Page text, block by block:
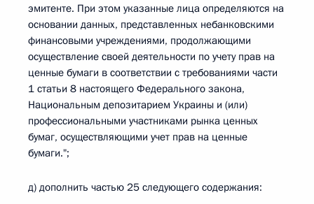
эмитенте. При этом указанные лица определяются на
основании данных, представленных небанковскими
финансовыми учреждениями, продолжающими
осуществление своей деятельности по учету прав на
ценные бумаги в соответствии с требованиями части
1 статьи 8 настоящего Федерального закона,
Национальным депозитарием Украины и (или)
профессиональными участниками рынка ценных
бумаг, осуществляющими учет прав на ценные
бумаги.";
д) дополнить частью 25 следующего содержания: